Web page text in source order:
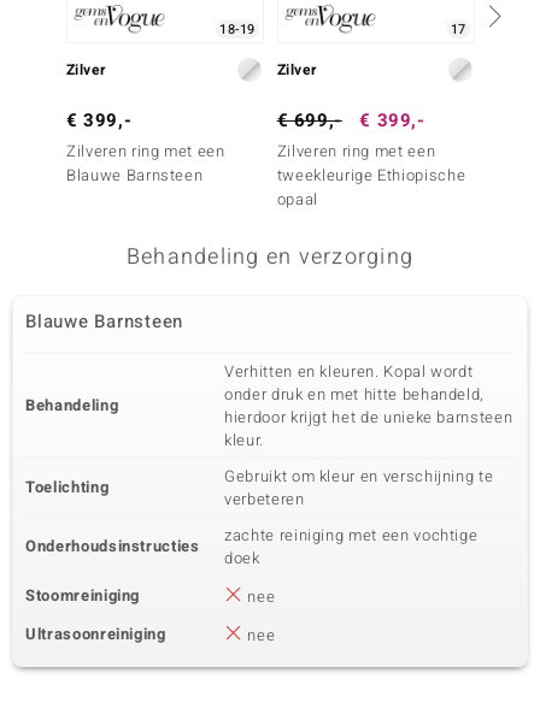
18-19
Zilver
€ 399,-
Zilveren ring met een
Blauwe Barnsteen
17
Zilver
€ 699,- € 399,-
Zilveren ring met een
tweekleurige Ethiopische
opaal
Behandeling en verzorging
Blauwe Barnsteen
Behandeling
Verhitten en kleuren. Kopal wordt
onder druk en met hitte behandeld,
hierdoor krijgt het de unieke barnsteen
kleur.
Toelichting
Gebruikt om kleur en verschijning te
verbeteren
Onderhoudsinstructies
zachte reiniging met een vochtige
doek
Stoomreiniging
nee
Ultrasoonreiniging
nee